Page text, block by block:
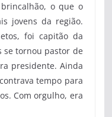
o que o
jovens da região.
foi capitão da
se tornou pastor de
presidente. Ainda
tempo para
Com orgulho, era